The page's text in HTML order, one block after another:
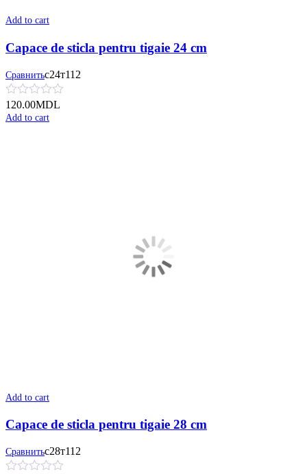
Add to cart
Capace de sticla pentru tigaie 24 cm
Сравнитьс24т112
120.00MDL
Add to cart
Add to cart
Capace de sticla pentru tigaie 28 cm
Сравнитьс28т112